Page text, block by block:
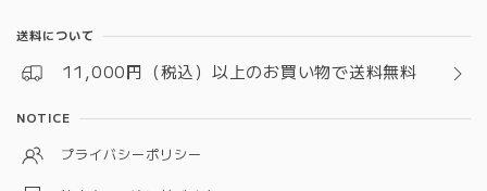
送料について
11,000円（税込）以上のお買い物で送料無料
NOTICE
プライバシーポリシー